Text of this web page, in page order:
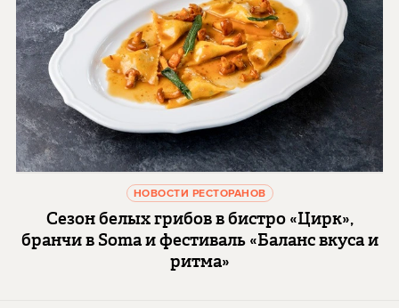
НОВОСТИ РЕСТОРАНОВ
Сезон белых грибов в бистро «Цирк»,
бранчи в Soma и фестиваль «Баланс вкуса и
ритма»